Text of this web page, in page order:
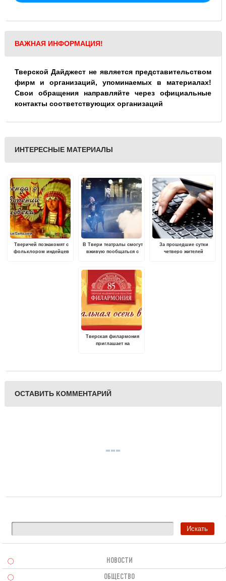
ВАЖНАЯ ИНФОРМАЦИЯ!
Тверской Дайджест не является представительством
фирм и организаций, упоминаемых в материалах!
Свои обращения направляйте через официальные
контакты соответствующих организаций
ИНТЕРЕСНЫЕ МАТЕРИАЛЫ
Тверичей познакомят с
фольклором индейцев
В Твери театралы смогут
вживую пообщаться с
За прошедшие сутки
четверо жителей
Тверская филармония
приглашает на
ОСТАВИТЬ КОММЕНТАРИЙ
НОВОСТИ
ОБЩЕСТВО